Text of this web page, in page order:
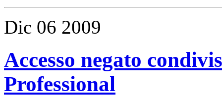
Dic 06 2009
Accesso negato
Professional